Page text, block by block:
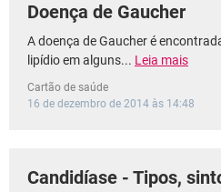
Doença de Gaucher
A doença de Gaucher é
lipídio em alguns... Leia mais
Cartão de saúde
16 de dezembro de 2014 às 14:48
Candidíase - Tipos,